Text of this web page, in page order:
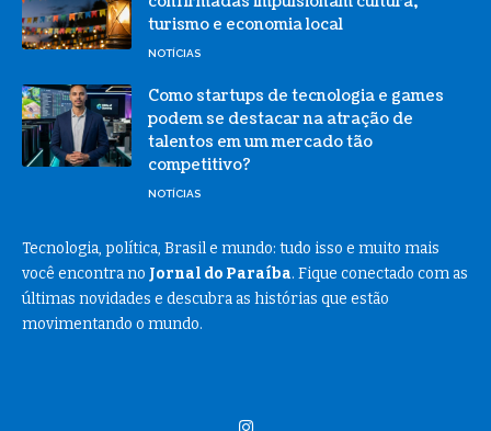
turismo e economia local
NOTÍCIAS
Como startups de tecnologia e games
podem se destacar na atração de
talentos em um mercado tão
competitivo?
NOTÍCIAS
Tecnologia, política, Brasil e mundo: tudo isso e muito mais
você encontra no Jornal do Paraíba. Fique conectado com as
últimas novidades e descubra as histórias que estão
movimentando o mundo.